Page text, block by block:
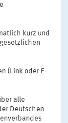
kurz und
(Link oder E-
alle
Deutschen